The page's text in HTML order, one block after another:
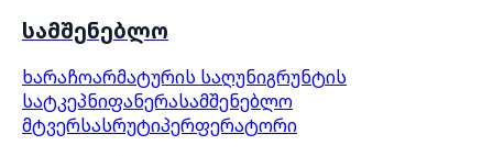
სამშენებლო
ხარაჩოარმატურის საღუნიგრუნტის
სატკეპნიფანერასამშენებლო
მტვერსასრუტიპერფერატორი